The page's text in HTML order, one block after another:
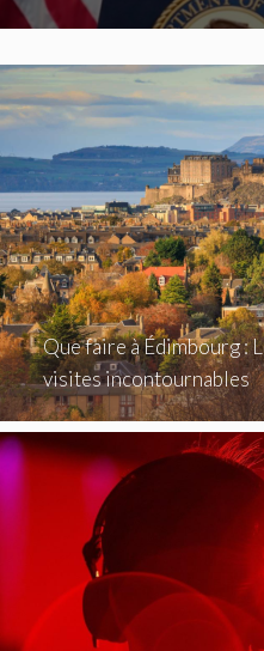
Que faire à Édimbourg :
visites incontournables